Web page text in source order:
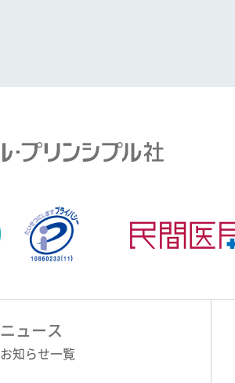
ニュース
お知らせ一覧